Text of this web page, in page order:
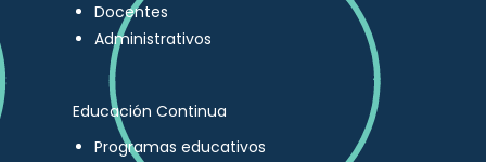
Docentes
Administrativos
Educación Continua
Programas educativos